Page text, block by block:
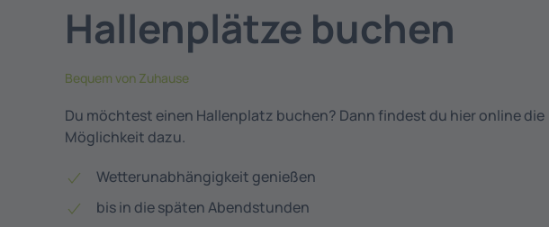
Hallenplätze buchen
Bequem von Zuhause
Du möchtest einen Hallenplatz buchen? Dann findest du hier online die
Möglichkeit dazu.
Wetterunabhängigkeit genießen
bis in die späten Abendstunden